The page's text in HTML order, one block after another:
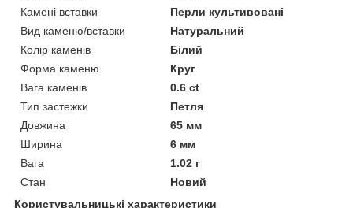
Камені вставки
Перли культивовані
Вид каменю/вставки
Натуральний
Колір каменів
Білий
Форма каменю
Круг
Вага каменів
0.6 ct
Тип застежки
Петля
Довжина
65 мм
Ширина
6 мм
Вага
1.02 г
Стан
Новий
Користувальницькі характеристики